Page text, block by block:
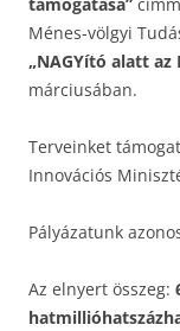
támogatása”
Ménes-völgyi
„NAGYító alatt az
márciusában.
Terveinket
Innovációs
Pályázatunk
Az elnyert összeg: